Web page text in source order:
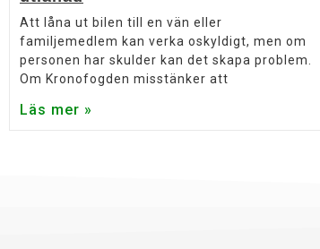
Att låna ut bilen till en vän eller
familjemedlem kan verka oskyldigt, men om
personen har skulder kan det skapa problem.
Om Kronofogden misstänker att
Läs mer »